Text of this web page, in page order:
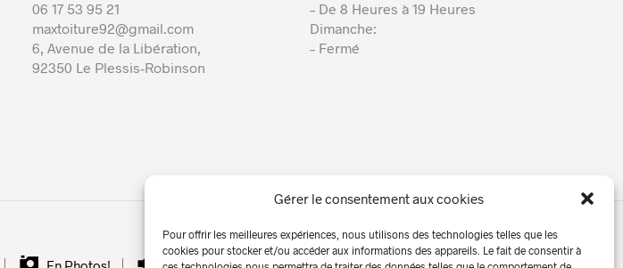
Gérer le consentement aux cookies
Pour offrir les meilleures expériences, nous utilisons des technologies telles que les
cookies pour stocker et/ou accéder aux informations des appareils. Le fait de consentir à
06 17 53 95 21
maxtoiture92@gmail.com
6, Avenue de la Libération,
92350 Le Plessis-Robinson
– De 8 Heures à 19 Heures
Dimanche:
– Fermé